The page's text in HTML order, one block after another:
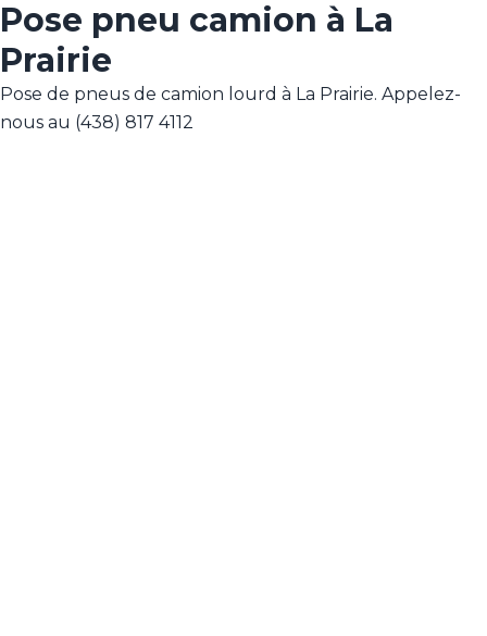
Pose pneu camion à La
Prairie
Pose de pneus de camion lourd à La Prairie. Appelez-
nous au (438) 817 4112